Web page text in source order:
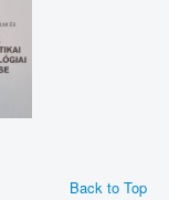
Back to Top